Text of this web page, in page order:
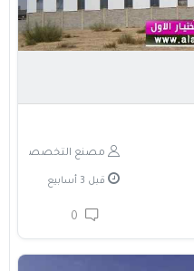
مصنع التخصصي
قبل 3 أسابيع